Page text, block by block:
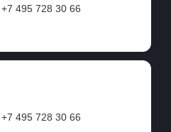
+7 495 728 30 66
+7 495 728 30 66